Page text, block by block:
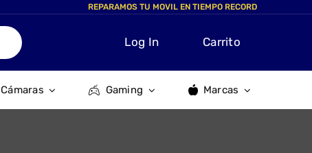
REPARAMOS TU MOVIL EN TIEMPO RECORD
Log In Carrito
Cámaras Gaming Marcas